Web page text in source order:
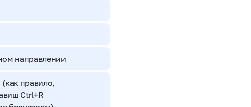
направлении
правило,
Ctrl+R